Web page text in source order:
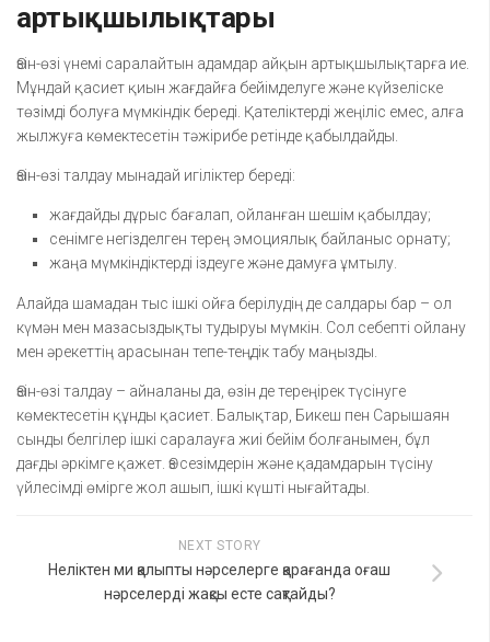
артықшылықтары
Өзін-өзі үнемі саралайтын адамдар айқын артықшылықтарға ие.
Мұндай қасиет қиын жағдайға бейімделуге және күйзеліске
төзімді болуға мүмкіндік береді. Қателіктерді жеңіліс емес, алға
жылжуға көмектесетін тәжірибе ретінде қабылдайды.
Өзін-өзі талдау мынадай игіліктер береді:
жағдайды дұрыс бағалап, ойланған шешім қабылдау;
сенімге негізделген терең эмоциялық байланыс орнату;
жаңа мүмкіндіктерді іздеуге және дамуға ұмтылу.
Алайда шамадан тыс ішкі ойға берілудің де салдары бар – ол
күмән мен мазасыздықты тудыруы мүмкін. Сол себепті ойлану
мен әрекеттің арасынан тепе-теңдік табу маңызды.
Өзін-өзі талдау – айналаны да, өзін де тереңірек түсінуге
көмектесетін құнды қасиет. Балықтар, Бикеш пен Сарышаян
сынды белгілер ішкі саралауға жиі бейім болғанымен, бұл
дағды әркімге қажет. Өз сезімдерін және қадамдарын түсіну
үйлесімді өмірге жол ашып, ішкі күшті нығайтады.
NEXT STORY
Неліктен ми қалыпты нәрселерге қарағанда оғаш
нәрселерді жақсы есте сақтайды?